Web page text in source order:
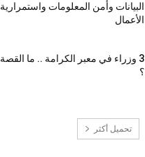
البيانات وأمن المعلومات واستمرارية
الأعمال
3 وزراء في معبر الكرامة .. ما القصة
؟
تحميل أكثر